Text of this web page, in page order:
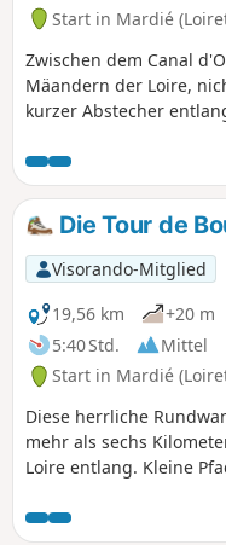
Start in Mardié
Zwischen dem Canal
Mäandern der Loire,
kurzer Abstecher
am Ufer der Loire liegt.
Die Tour de
Visorando-Mitglied
19,56 km
+20 m
5:40 Std.
Mittel
Start in Mardié
Diese herrliche
mehr als sechs
Loire entlang. Kleine
auf den wilden Fluss,